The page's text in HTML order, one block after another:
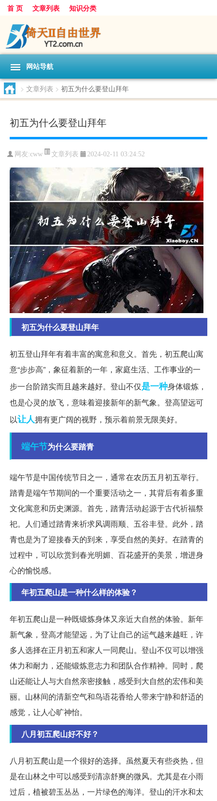
首 页 文章列表 知识分类
网站导航
> 文章列表 > 初五为什么要登山拜年
初五为什么要登山拜年
网友:cww 文章列表 2024-02-11 03:24:52
初五为什么要登山拜年
初五登山拜年有着丰富的寓意和意义。首先，初五爬山寓
意“步步高”，象征着新的一年，家庭生活、工作事业的一
步一台阶踏实而且越来越好。登山不仅是一种身体锻炼，
也是心灵的放飞，意味着迎接新年的新气象。登高望远可
以让人拥有更广阔的视野，预示着前景无限美好。
端午节为什么要踏青
端午节是中国传统节日之一，通常在农历五月初五举行。
踏青是端午节期间的一个重要活动之一，其背后有着多重
文化寓意和历史渊源。首先，踏青活动起源于古代祈福祭
祀。人们通过踏青来祈求风调雨顺、五谷丰登。此外，踏
青也是为了迎接春天的到来，享受自然的美好。在踏青的
过程中，可以欣赏到春光明媚、百花盛开的美景，增进身
心的愉悦感。
年初五爬山是一种什么样的体验？
年初五爬山是一种既锻炼身体又亲近大自然的体验。新年
新气象，登高才能望远，为了让自己的运气越来越旺，许
多人选择在正月初五和家人一同爬山。登山不仅可以增强
体力和耐力，还能锻炼意志力和团队合作精神。同时，爬
山还能让人与大自然亲密接触，感受到大自然的宏伟和美
丽。山林间的清新空气和鸟语花香给人带来宁静和舒适的
感觉，让人心旷神怡。
八月初五爬山好不好？
八月初五爬山是一个很好的选择。虽然夏天有些炎热，但
是在山林之中可以感受到清凉舒爽的微风。尤其是在小雨
过后，植被碧玉丛丛，一片绿色的海洋。登山的汗水和太